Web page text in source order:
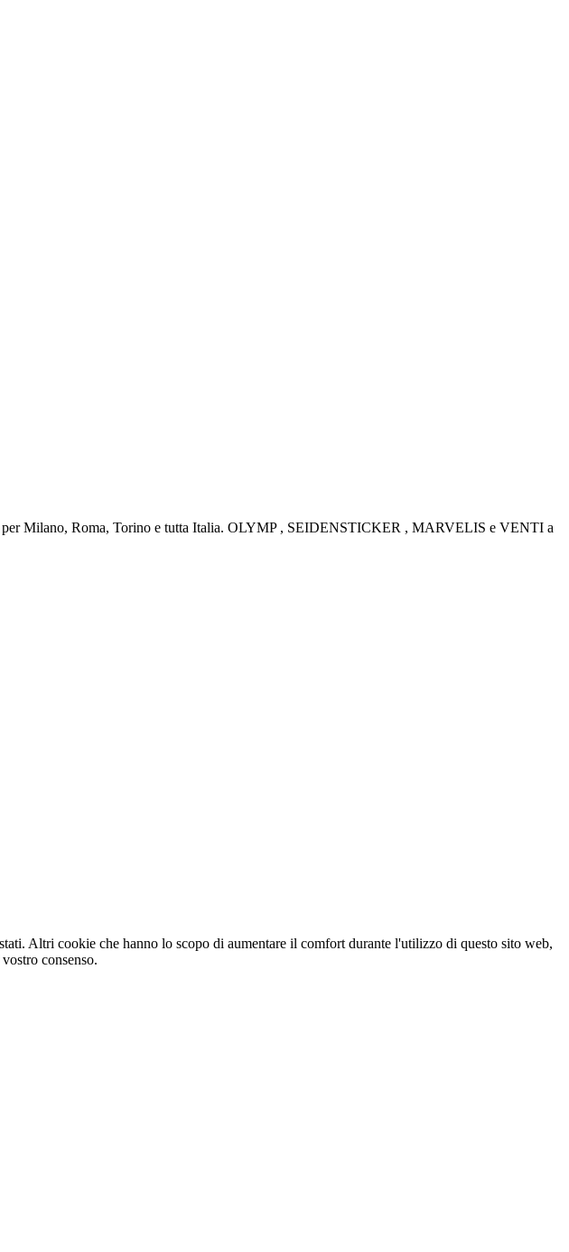
Milano, Roma, Torino e tutta Italia. OLYMP , SEIDENSTICKER , MARVELIS e VENTI a
Altri cookie che hanno lo scopo di aumentare il comfort durante l'utilizzo di questo sito web,
consenso.